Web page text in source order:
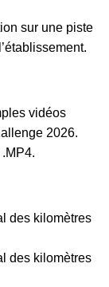
sur une piste
vidéos
2026.
des kilomètres
des kilomètres